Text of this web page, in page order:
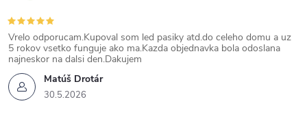
Matúš Drotár
30.5.2026
Vrelo odporucam.Kupoval som led pasiky atd.do celeho domu a uz
5 rokov vsetko funguje ako ma.Kazda objednavka bola odoslana
najneskor na dalsi den.Dakujem